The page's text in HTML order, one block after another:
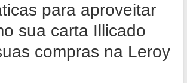
para aproveitar
sua carta Illicado
compras na Leroy